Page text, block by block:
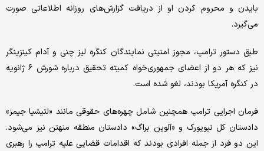
بایدن و محروم کردن او از دریافت گزارش‌های روزانه اطلاعاتی صورت
می‌گیرد.
طبق دستور ترامپ، مجوز امنیتی نمایندگان کنگره لیز چنی و آدام کینزینگر
نیز که هر دو از اعضای جمهوری‌خواه کمیته تحقیق درباره شورش ۶ ژانویه
در کنگره آمریکا بودند، لغو شده است.
فرمان اجرایی ترامپ همچنین شامل چهره‌های حقوقی مانند «لتیشیا جیمز»
دادستان کل نیویورک و «آلوین براگ» دادستان منطقه منهتن نیز می‌شود.
این دو فرد از جمله افرادی بودند که اقدامات قضایی علیه ترامپ را رهبری